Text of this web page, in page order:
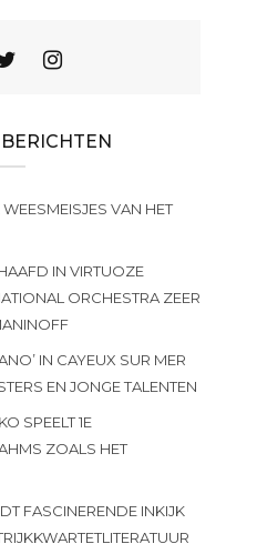
VAN HET
IN VIRTUOZE
ORCHESTRA ZEER
IN CAYEUX SUR MER
EN JONGE TALENTEN
SPEELT 1E
ZOALS HET
FASCINERENDE INKIJK